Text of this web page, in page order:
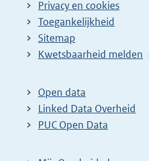
Privacy en cookies
Toegankelijkheid
Sitemap
E
t
e
r
Kwetsbaarheid melden
Open data
Linked Data Overheid
PUC Open Data